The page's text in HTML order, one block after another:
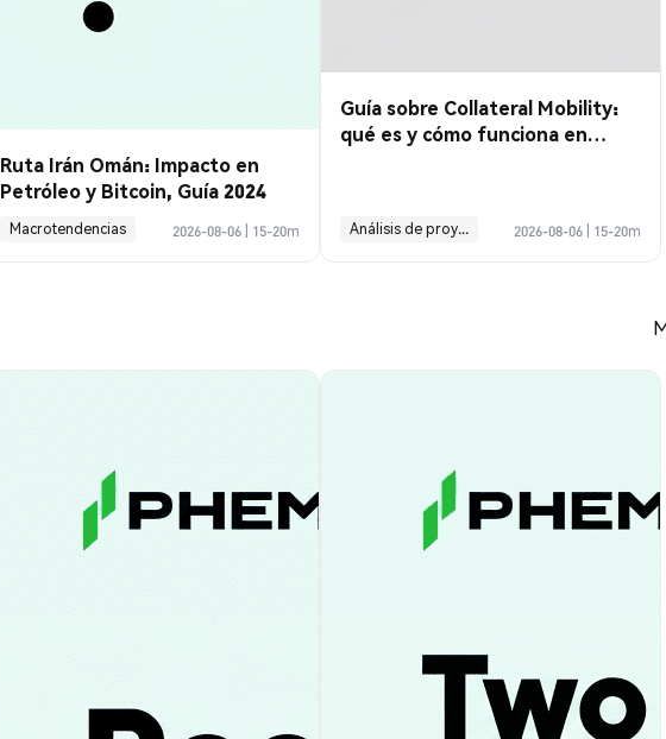
Ruta Irán Omán: Impacto en
Petróleo y Bitcoin, Guía 2024
Macrotendencias 2026-08-06 15-20m
Guía sobre Collateral Mobility:
qué es y cómo funciona en
Análisis de proyectos 2026-08-06 15-20m